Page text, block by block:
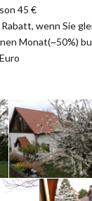
45 €
wenn Sie
Monat(~50%)